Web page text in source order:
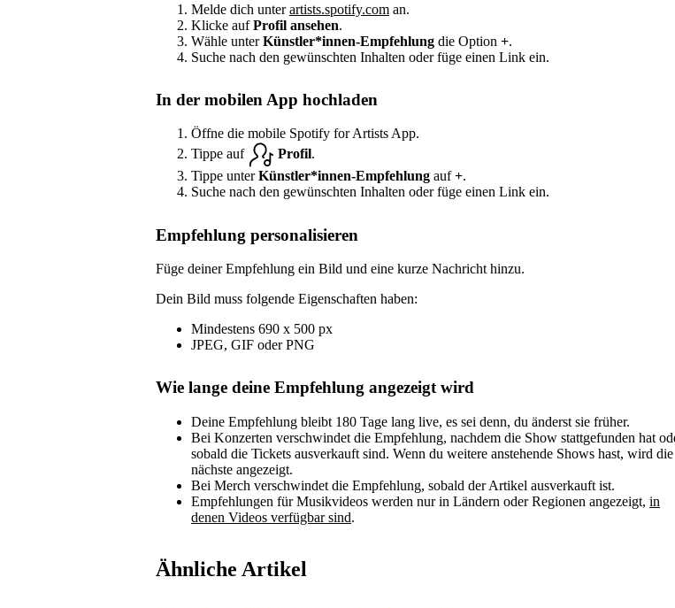
Melde dich unterartists.spotify.com an.
Klicke aufProfil ansehen.
Wähle unterKünstler*innen-Empfehlung die Option +.
Suche nach den gewünschten Inhalten oder füge einen Link ein.
In der mobilen App hochladen
Öffne die mobile Spotify for Artists App.
Tippe auf
Profil.
Tippe unterKünstler*innen-Empfehlung auf+.
Suche nach den gewünschten Inhalten oder füge einen Link ein.
Empfehlung personalisieren
Füge deiner Empfehlung ein Bild und eine kurze Nachricht hinzu.
Dein Bild muss folgende Eigenschaften haben:
Mindestens 690 x 500 px
JPEG, GIF oder PNG
Wie lange deine Empfehlung angezeigt wird
Deine Empfehlung bleibt 180 Tage lang live, es sei denn, du änderst sie früher.
Bei Konzerten verschwindet die Empfehlung, nachdem die Show stattgefunden hat
sobald die Tickets ausverkauft sind. Wenn du weitere anstehende Shows hast, wird die
nächste angezeigt.
Bei Merch verschwindet die Empfehlung, sobald der Artikel ausverkauft ist.
Empfehlungen für Musikvideos werden nur in Ländern oder Regionen angezeigt, in
denen Videos verfügbar sind.
Ähnliche Artikel